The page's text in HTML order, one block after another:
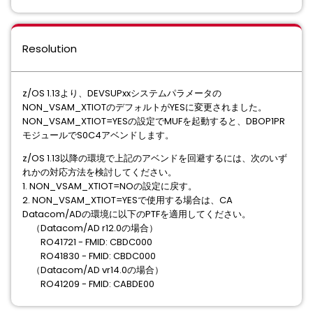
Resolution
z/OS 1.13より、DEVSUPxxシステムパラメータの
NON_VSAM_XTIOTのデフォルトがYESに変更されました。
NON_VSAM_XTIOT=YESの設定でMUFを起動すると、DBOP1PR
モジュールでS0C4アベンドします。
z/OS 1.13以降の環境で上記のアベンドを回避するには、次のいず
れかの対応方法を検討してください。
1. NON_VSAM_XTIOT=NOの設定に戻す。
2. NON_VSAM_XTIOT=YESで使用する場合は、CA
Datacom/ADの環境に以下のPTFを適用してください。
（Datacom/AD r12.0の場合）
RO41721 - FMID: CBDC000
RO41830 - FMID: CBDC000
（Datacom/AD vr14.0の場合）
RO41209 - FMID: CABDE00